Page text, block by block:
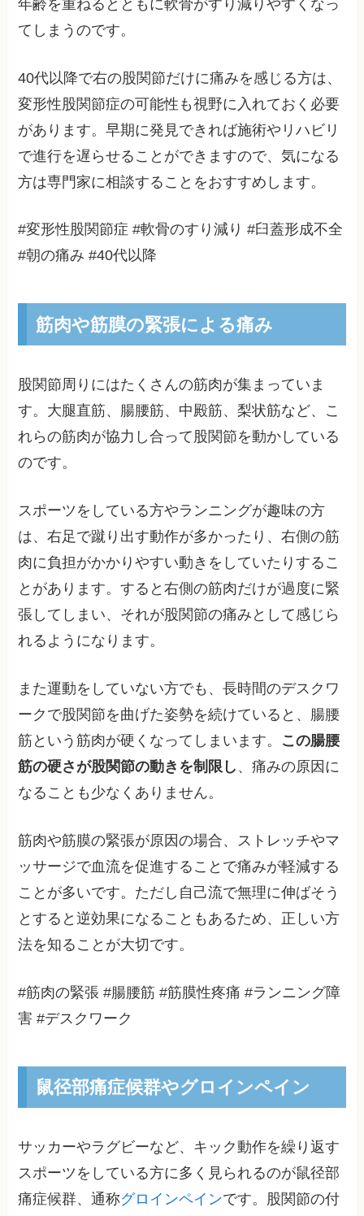
年齢を重ねるとともに軟骨がすり減りやすくなっ
てしまうのです。
40代以降で右の股関節だけに痛みを感じる方は、
変形性股関節症の可能性も視野に入れておく必要
があります。早期に発見できれば施術やリハビリ
で進行を遅らせることができますので、気になる
方は専門家に相談することをおすすめします。
#変形性股関節症 #軟骨のすり減り #臼蓋形成不全
#朝の痛み #40代以降
筋肉や筋膜の緊張による痛み
股関節周りにはたくさんの筋肉が集まっていま
す。大腿直筋、腸腰筋、中殿筋、梨状筋など、こ
れらの筋肉が協力し合って股関節を動かしている
のです。
スポーツをしている方やランニングが趣味の方
は、右足で蹴り出す動作が多かったり、右側の筋
肉に負担がかかりやすい動きをしていたりするこ
とがあります。すると右側の筋肉だけが過度に緊
張してしまい、それが股関節の痛みとして感じら
れるようになります。
また運動をしていない方でも、長時間のデスクワ
ークで股関節を曲げた姿勢を続けていると、腸腰
筋という筋肉が硬くなってしまいます。 この腸腰
筋の硬さが股関節の動きを制限し 、痛みの原因に
なることも少なくありません。
筋肉や筋膜の緊張が原因の場合、ストレッチやマ
ッサージで血流を促進することで痛みが軽減する
ことが多いです。ただし自己流で無理に伸ばそう
とすると逆効果になることもあるため、正しい方
法を知ることが大切です。
#筋肉の緊張 #腸腰筋 #筋膜性疼痛 #ランニング障
害 #デスクワーク
鼠径部痛症候群やグロインペイン
サッカーやラグビーなど、キック動作を繰り返す
スポーツをしている方に多く見られるのが鼠径部
痛症候群、通称グロインペインです。股関節の付